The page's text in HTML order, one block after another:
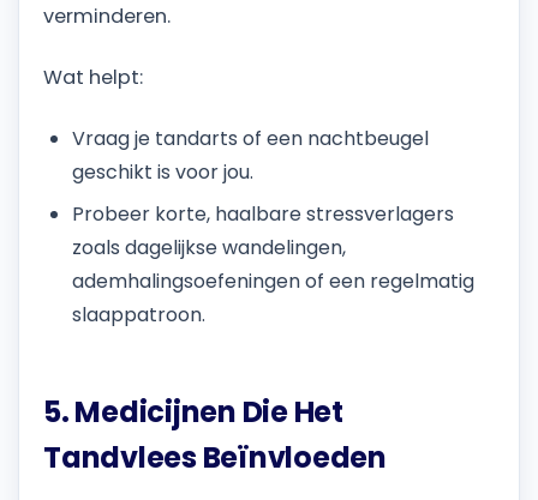
verminderen.
Wat helpt:
Vraag je tandarts of een nachtbeugel
geschikt is voor jou.
Probeer korte, haalbare stressverlagers
zoals dagelijkse wandelingen,
ademhalingsoefeningen of een regelmatig
slaappatroon.
5. Medicijnen Die Het
Tandvlees Beïnvloeden